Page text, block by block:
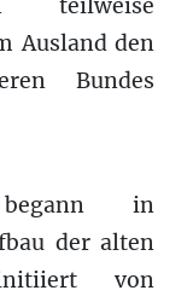
teilweise
Ausland den
Bundes
in
der alten
von